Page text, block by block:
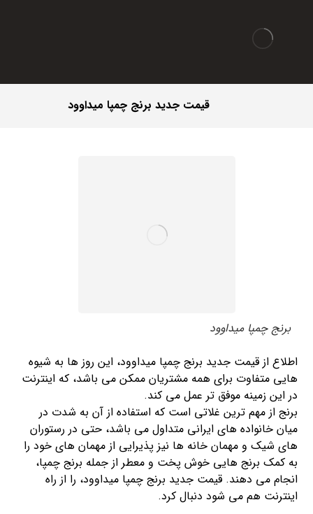
قیمت جدید برنج چمپا میداوود
برنج چمپا میداوود
اطلاع از قیمت جدید برنج چمپا میداوود، این روز ها به شیوه
هایی متفاوت برای همه مشتریان ممکن می باشد، که اینترنت
در این زمینه موفق تر عمل می کند.
برنج از مهم ترین غلاتی است که استفاده از آن به شدت در
میان خانواده های ایرانی متداول می باشد، حتی در رستوران
های شیک و مهمان خانه ها نیز پذیرایی از مهمان های خود را
به کمک برنج هایی خوش پخت و معطر از جمله برنج چمپا،
انجام می دهند. قیمت جدید برنج چمپا میداوود، را از راه
اینترنت هم می شود دنبال کرد.